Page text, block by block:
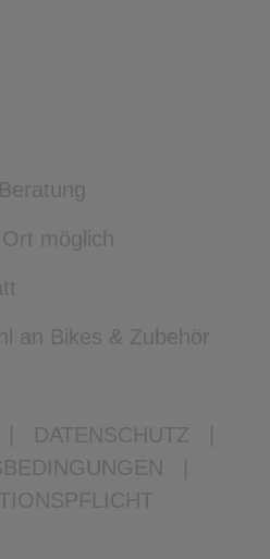
möglich
an Bikes & Zubehör
DATENSCHUTZ